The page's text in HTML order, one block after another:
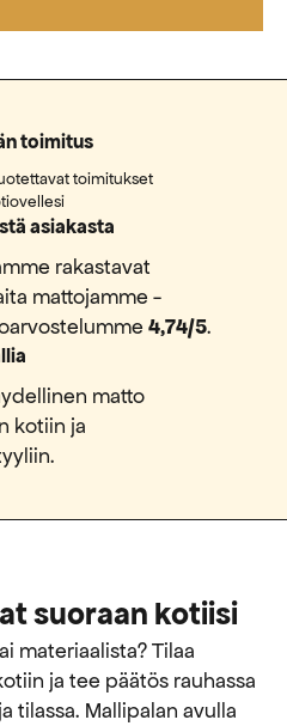
toimitus
toimitukset
asiakasta
rakastavat
mattojamme -
4,74/5.
matto
kotiin ja
suoraan kotiisi
materiaalista? Tilaa
ja tee päätös rauhassa
tilassa. Mallipalan avulla